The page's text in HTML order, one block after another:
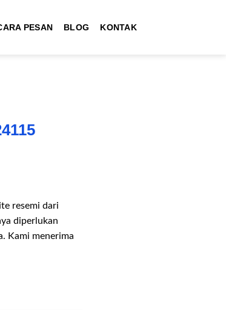
PESAN BLOG KONTAK
resemi dari
diperlukan
Kami menerima